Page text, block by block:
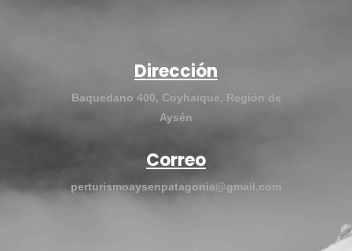
Dirección
Baquedano 400, Coyhaique, Región de
Aysén
Correo
perturismoaysenpatagonia@gmail.com